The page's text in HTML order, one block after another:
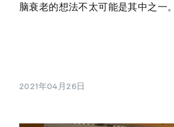
脑衰老的想法不太可能是其中之一。
2021年04月26日